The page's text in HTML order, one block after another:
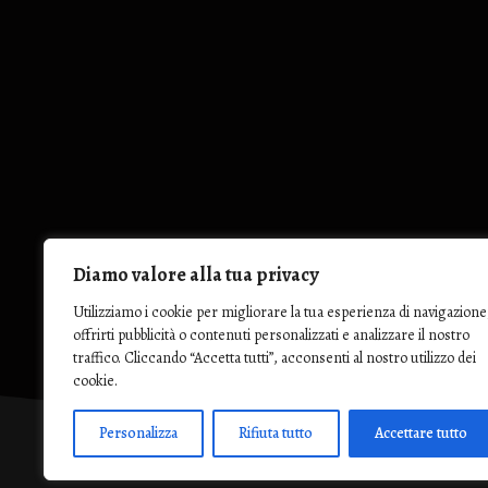
Diamo valore alla tua privacy
Utilizziamo i cookie per migliorare la tua esperienza di
offrirti pubblicità o contenuti personalizzati e analizzare il nostro
traffico. Cliccando “Accetta tutti”, acconsenti al nostro utilizzo dei
cookie.
Personalizza Rifiuta tutto Accettare tutto